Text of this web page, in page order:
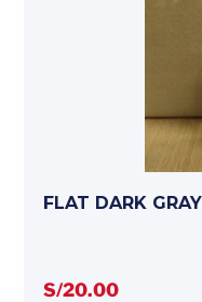
FLAT DARK
S/20.00